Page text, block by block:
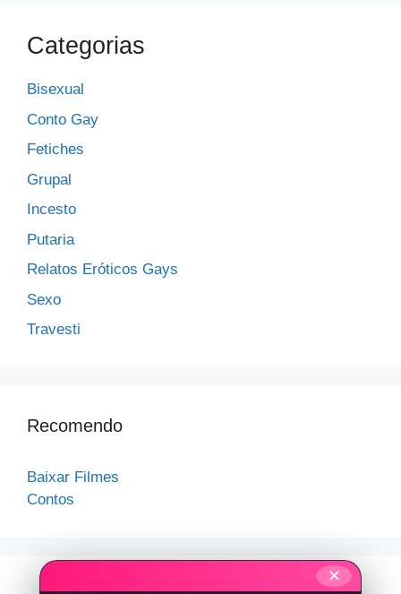
Categorias
Bisexual
Conto Gay
Fetiches
Grupal
Incesto
Putaria
Relatos Eróticos Gays
Sexo
Travesti
Recomendo
Baixar Filmes
Contos
✕